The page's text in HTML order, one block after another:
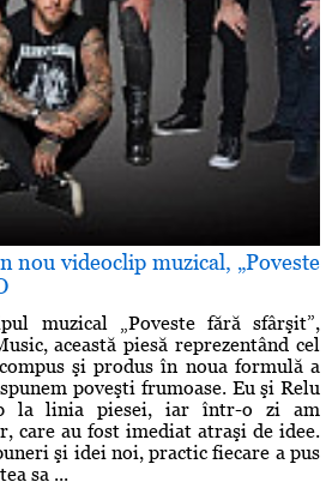
nou videoclip muzical, „Poveste
muzical „Poveste fără sfârşit”,
această piesă reprezentând cel
şi produs în noua formulă a
poveşti frumoase. Eu şi Relu
la linia piesei, iar într-o zi am
care au fost imediat atraşi de idee.
şi idei noi, practic fiecare a pus
sa ...